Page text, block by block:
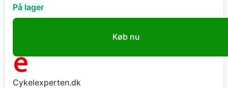
På lager
Køb nu
Cykelexperten.dk